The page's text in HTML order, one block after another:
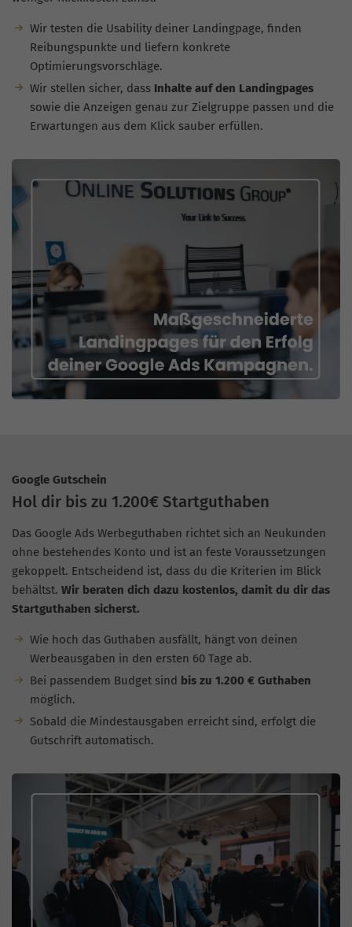
Wir testen die Usability deiner Landingpage, finden
Reibungspunkte und liefern konkrete
Optimierungsvorschläge.
Wir stellen sicher, dass Inhalte auf den Landingpages
sowie die Anzeigen genau zur Zielgruppe passen und die
Erwartungen aus dem Klick sauber erfüllen.
Google Gutschein
Hol dir bis zu 1.200€ Startguthaben
Das Google Ads Werbeguthaben richtet sich an Neukunden
ohne bestehendes Konto und ist an feste Voraussetzungen
gekoppelt. Entscheidend ist, dass du die Kriterien im Blick
behältst. Wir beraten dich dazu kostenlos, damit du dir das
Startguthaben sicherst.
Wie hoch das Guthaben ausfällt, hängt von deinen
Werbeausgaben in den ersten 60 Tage ab.
Bei passendem Budget sind bis zu 1.200 € Guthaben
möglich.
Sobald die Mindestausgaben erreicht sind, erfolgt die
Gutschrift automatisch.